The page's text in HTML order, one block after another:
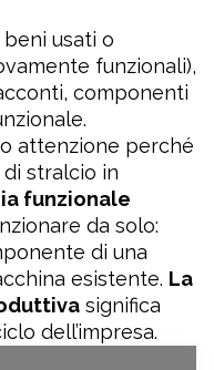
usati o
funzionali),
componenti
attenzione perché
stralcio in
funzionale
da solo:
di una
esistente. La
significa
dell’impresa.